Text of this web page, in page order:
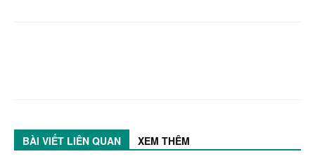
BÀI VIẾT LIÊN QUAN XEM THÊM